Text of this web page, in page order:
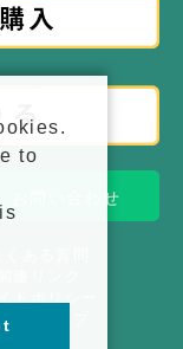
お問い合わせ
イトマップ
to